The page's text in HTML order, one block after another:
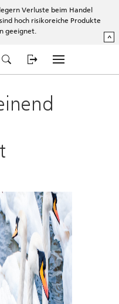
Verluste beim Handel
hoch risikoreiche Produkte
geeignet.
^